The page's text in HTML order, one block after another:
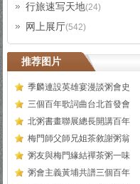
行旅速写天地(24)
网上展厅(542)
推荐图片
季麟連設英雄宴漫談粥會史
三個百年歌詞曲台北首發會
北粥書畫聯展總長開講百年
梅門師父師兄姐茶敘謝粥翁
粥友與梅門緣結禪茶粥一味
粥會主義黃埔共譜三個百年